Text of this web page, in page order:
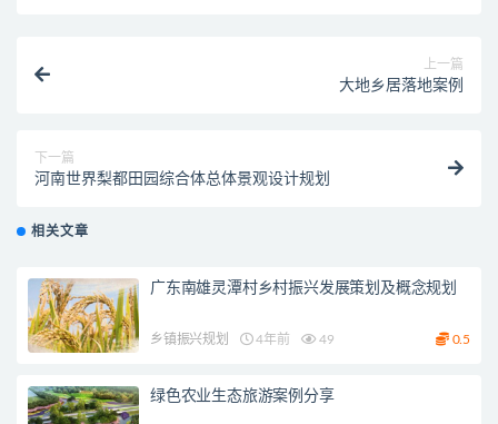
上一篇
大地乡居落地案例
下一篇
河南世界梨都田园综合体总体景观设计规划
相关文章
广东南雄灵潭村乡村振兴发展策划及概念规划
乡镇振兴规划 4年前 49 0.5
绿色农业生态旅游案例分享